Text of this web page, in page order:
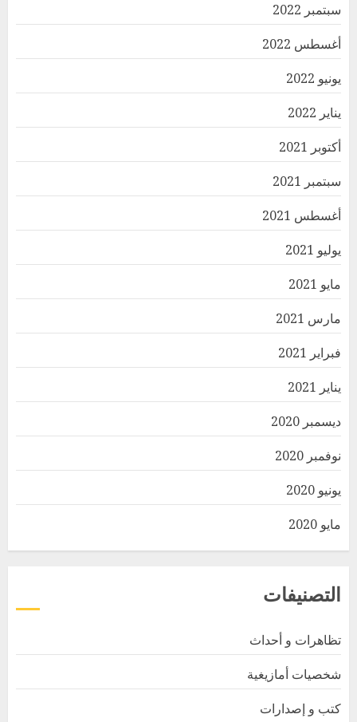
سبتمبر 2022
أغسطس 2022
يونيو 2022
يناير 2022
أكتوبر 2021
سبتمبر 2021
أغسطس 2021
يوليو 2021
مايو 2021
مارس 2021
فبراير 2021
يناير 2021
ديسمبر 2020
نوفمبر 2020
يونيو 2020
مايو 2020
التصنيفات
تظاهرات و أحداث
شخصيات أمازيغية
كتب و إصدارات